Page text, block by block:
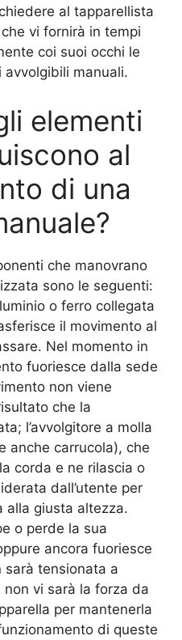
al tapparellista
vi fornirà in tempi
coi suoi occhi le
manuali.
elementi
al
di una
che manovrano
sono le seguenti:
o ferro collegata
il movimento al
Nel momento in
fuoriesce dalla sede
non viene
che la
l’avvolgitore a molla
anche carrucola), che
corda e ne rilascia o
dall’utente per
alla giusta altezza.
o perde la sua
ancora fuoriesce
sarà tensionata a
vi sarà la forza da
per mantenerla
di queste